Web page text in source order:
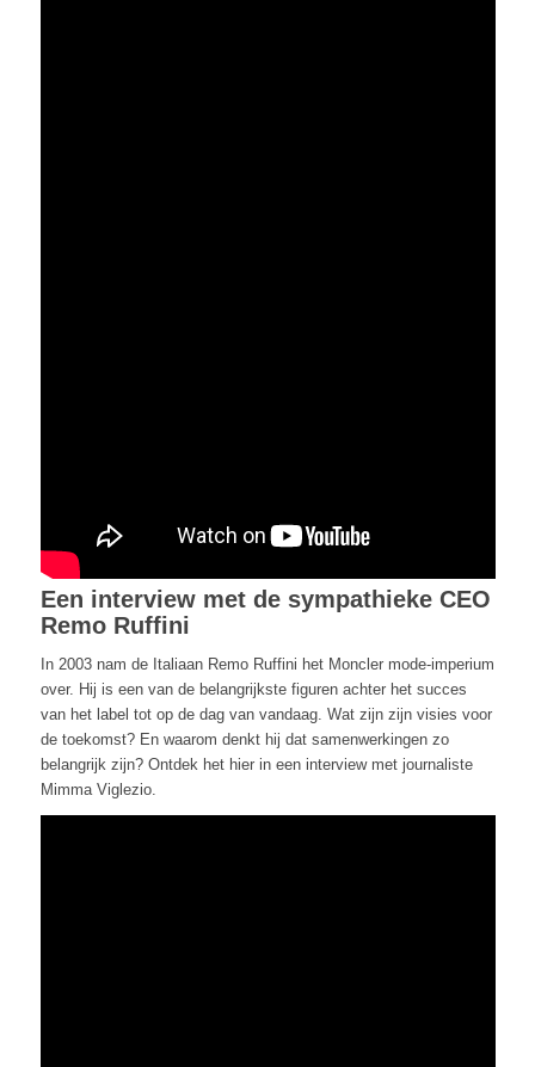
Een interview met de sympathieke CEO
Remo Ruffini
In 2003 nam de Italiaan Remo Ruffini het Moncler mode-imperium
over. Hij is een van de belangrijkste figuren achter het succes
van het label tot op de dag van vandaag. Wat zijn zijn visies voor
de toekomst? En waarom denkt hij dat samenwerkingen zo
belangrijk zijn? Ontdek het hier in een interview met journaliste
Mimma Viglezio.